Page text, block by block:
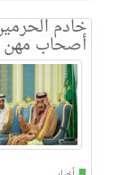
خادم
أصحاب مهن